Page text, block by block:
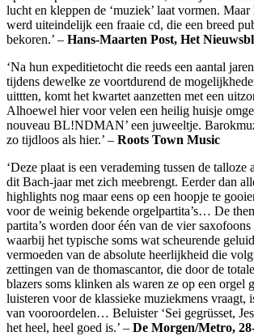
lucht en kleppen de ‘muziek’ laat vormen. Maar
werd uiteindelijk een fraaie cd, die een breed
bekoren.’ – Hans-Maarten Post, Het
‘Na hun expeditietocht die reeds een aantal
tijdens dewelke ze voortdurend de
uittten, komt het kwartet aanzetten met een
Alhoewel hier voor velen een heilig huisje
nouveau BL!NDMAN’ een juweeltje.
zo tijdloos als hier.’ – Roots Town Music
‘Deze plaat is een verademing tussen de talloze
dit Bach-jaar met zich meebrengt. Eerder dan
highlights nog maar eens op een hoopje te
voor de weinig bekende orgelpartita’s… De
partita’s worden door één van de vier
waarbij het typische soms wat scheurende
vermoeden van de absolute heerlijkheid die
zettingen van de thomascantor, die door de
blazers soms klinken als waren ze op een orgel
luisteren voor de klassieke muziekmens vraagt,
van vooroordelen… Beluister ‘Sei gegrüsset,
het heel, heel goed is.’ – De Morgen/Metro,